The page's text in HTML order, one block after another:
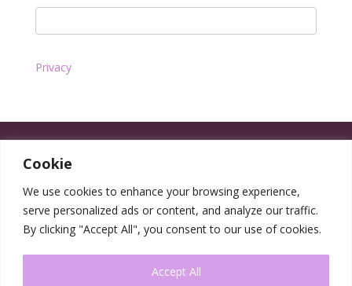
Cookie
We use cookies to enhance your browsing experience,
serve personalized ads or content, and analyze our traffic.
By clicking "Accept All", you consent to our use of cookies.
Accept All
Privacy